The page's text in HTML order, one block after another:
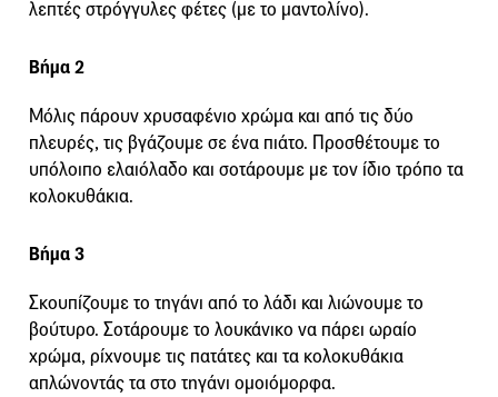
λεπτές στρόγγυλες φέτες (με το μαντολίνο).
Βήμα 2
Μόλις πάρουν χρυσαφένιο χρώμα και από τις δύο
πλευρές, τις βγάζουμε σε ένα πιάτο. Προσθέτουμε το
υπόλοιπο ελαιόλαδο και σοτάρουμε με τον ίδιο τρόπο τα
κολοκυθάκια.
Βήμα 3
Σκουπίζουμε το τηγάνι από το λάδι και λιώνουμε το
βούτυρο. Σοτάρουμε το λουκάνικο να πάρει ωραίο
χρώμα, ρίχνουμε τις πατάτες και τα κολοκυθάκια
απλώνοντάς τα στο τηγάνι ομοιόμορφα.